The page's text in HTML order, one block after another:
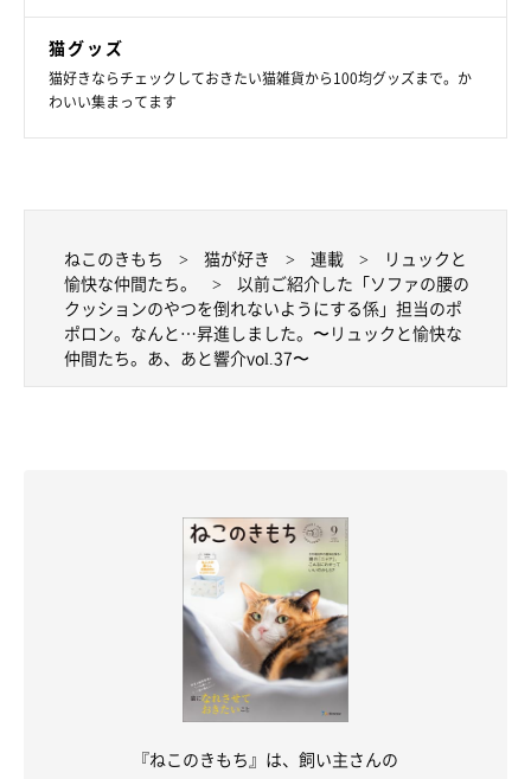
猫グッズ
猫好きならチェックしておきたい猫雑貨から100均グッズまで。か
わいい集まってます
ねこのきもち 猫が好き 連載
リュックと
愉快な仲間たち。
以前ご紹介した「ソファの腰の
クッションのやつを倒れないようにする係」担当のポ
ポロン。なんと…昇進しました。〜リュックと愉快な
仲間たち。あ、あと響介vol.37〜
『ねこのきもち』は、飼い主さんの